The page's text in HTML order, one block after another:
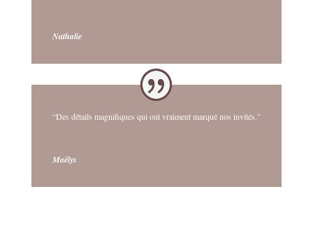
Nathalie
“Des détails magnifiques qui ont vraiment marqué nos invités.”
Maëlys